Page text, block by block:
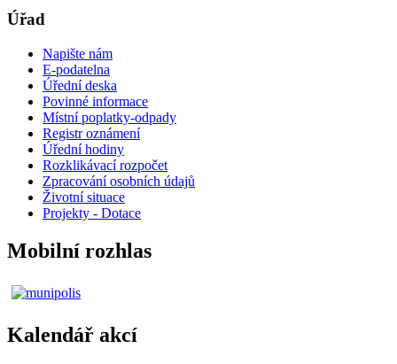
Úřad
Napište nám
E-podatelna
Úřední deska
Povinné informace
Místní poplatky-odpady
Registr oznámení
Úřední hodiny
Rozklikávací rozpočet
Zpracování osobních údajů
Životní situace
Projekty - Dotace
Mobilní rozhlas
Kalendář akcí